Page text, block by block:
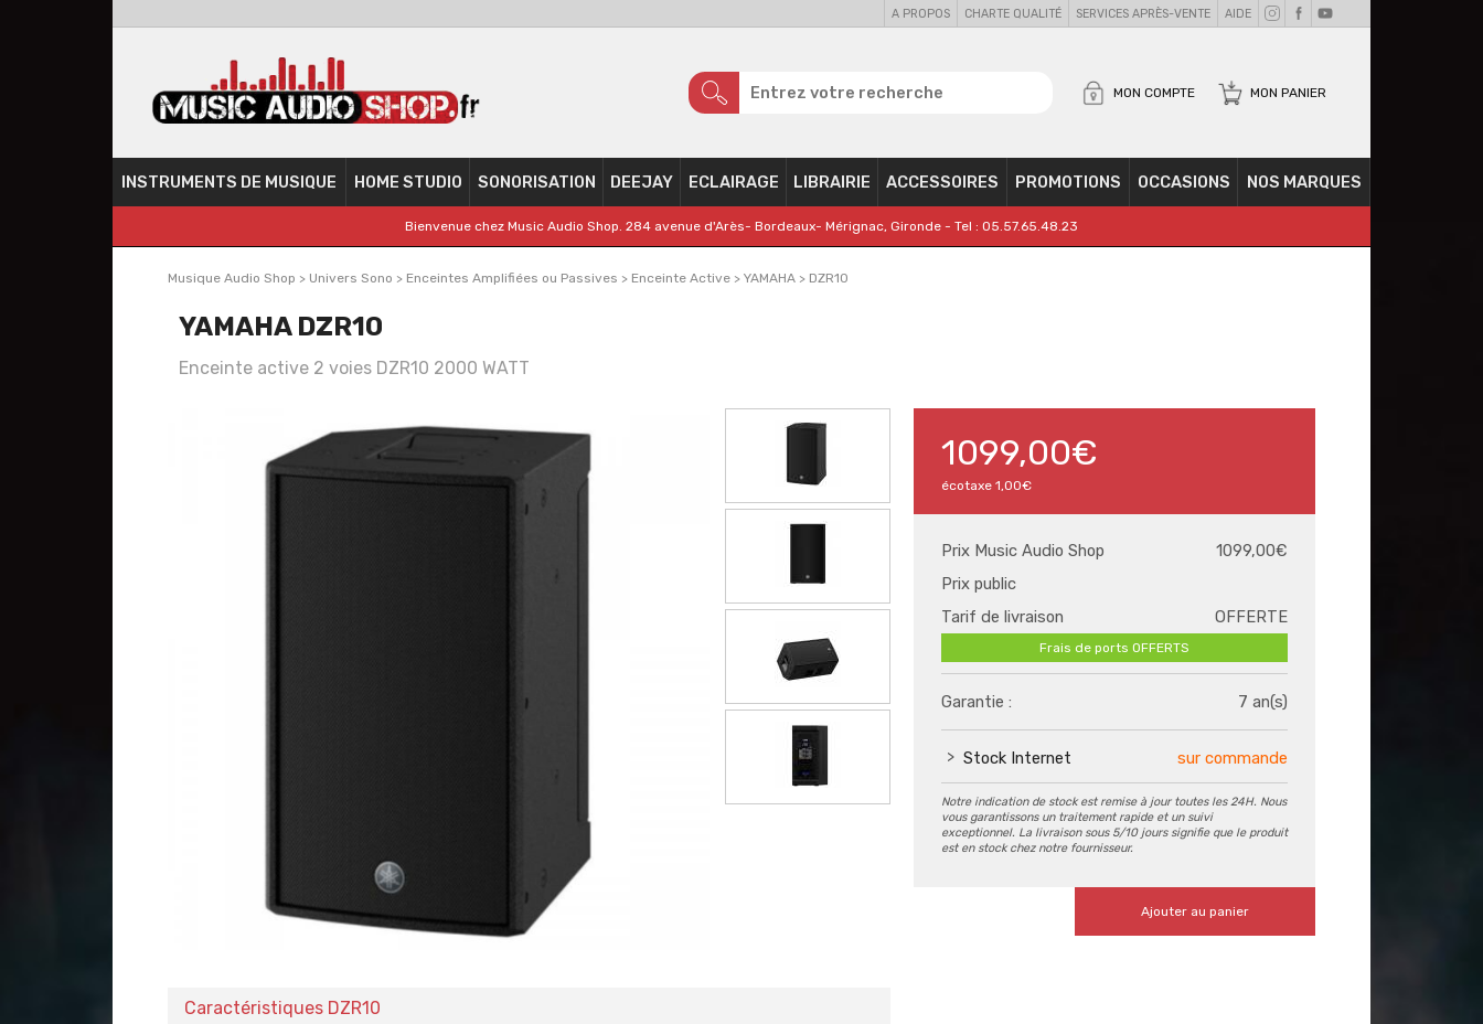
A PROPOS CHARTE QUALITÉ SERVICES APRÈS-VENTE AIDE
MON PANIER
MON COMPTE
INSTRUMENTS DE MUSIQUE HOME STUDIO SONORISATION DEEJAY ECLAIRAGE LIBRAIRIE ACCESSOIRES PROMOTIONS OCCASIONS NOS MARQUES
Bienvenue chez Music Audio Shop. 284 avenue d'Arès- Bordeaux- Mérignac, Gironde - Tel : 05.57.65.48.23
Musique Audio Shop > Univers Sono > Enceintes Amplifiées ou Passives > Enceinte Active > YAMAHA > DZR10
YAMAHA DZR10
Enceinte active 2 voies DZR10 2000 WATT
1099,00€
écotaxe 1,00€
Prix Music Audio Shop
1099,00€
Prix public
Tarif de livraison
OFFERTE
Frais de ports OFFERTS
Garantie : 7 an(s)
Stock Internet sur commande
Notre indication de stock est remise à jour toutes les 24H. Nous
vous garantissons un traitement rapide et un suivi
exceptionnel. La livraison sous 5/10 jours signifie que le produit
est en stock chez notre fournisseur.
Ajouter au panier
Caractéristiques DZR10